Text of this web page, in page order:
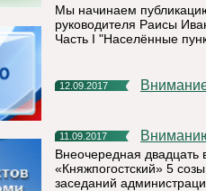
Мы начинаем
руководителя Раисы
Часть I "Населённые
12.09.2017
11.09.2017
Внеочередная двадцать
«Княжпогостский» 5
заседаний